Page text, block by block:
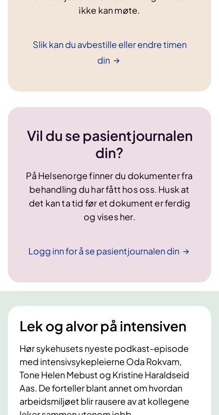
ikke kan møte.
Slik kan du avbestille eller endre timen
din
Vil du se pasientjournalen
din?
På Helsenorge finner du dokumenter fra
behandling du har fått hos oss. Husk at
det kan ta tid før et dokument er ferdig
og vises her.
Logg inn for å se pasientjournalendin
Lek og alvor på intensiven
Hør sykehusets nyeste podkast-episode
med intensivsykepleierne Oda Rokvam,
Tone Helen Mebust og Kristine Haraldseid
Aas. De forteller blant annet om hvordan
arbeidsmiljøet blir rausere av at kollegene